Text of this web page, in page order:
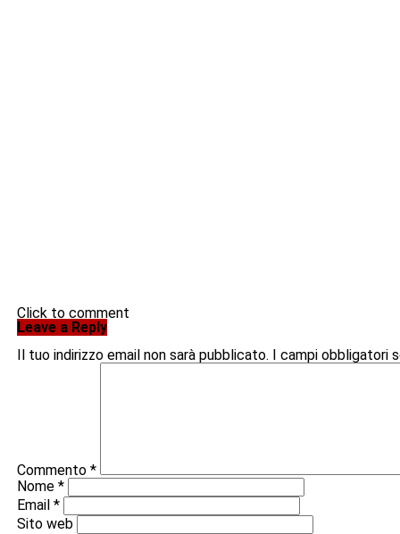
Click to comment
Leave a Reply
Il tuo indirizzo email non sarà pubblicato. I campi obbligatori
Commento *
Nome *
Email *
Sito web